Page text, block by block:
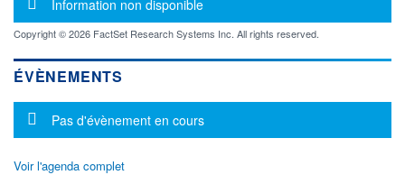
Information non disponible
Copyright © 2026 FactSet Research Systems Inc. All rights reserved.
ÉVÈNEMENTS
Message d'information
Pas d'évènement en cours
Voir l'agenda complet